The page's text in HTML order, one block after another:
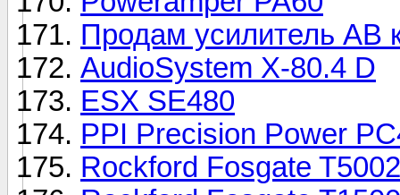
Продам усилитель АВ
AudioSystem X-80.4 D
ESX SE480
PPI Precision Power
Rockford Fosgate T5002